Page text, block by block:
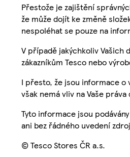
Přestože je zajištění
že může dojít ke změně
nespoléhat se pouze na
V případě jakýchkoliv Vašich
zákazníkům Tesco nebo
I přesto, že jsou informace o
však nemá vliv na Vaše práva
Tyto informace jsou
ani bez řádného uvedení
© Tesco Stores ČR a.s.